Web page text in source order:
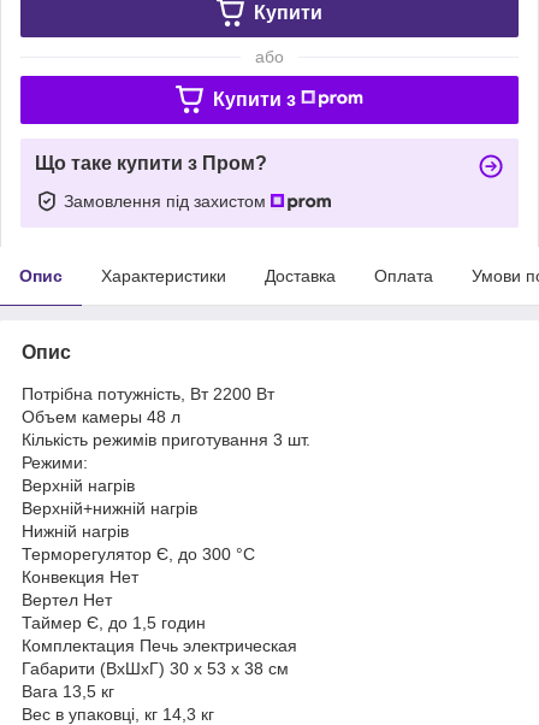
Купити
або
Купити з
Що таке купити з Пром?
Замовлення під захистом
Опис Характеристики Доставка Оплата Умови
Опис
Потрібна потужність, Вт 2200 Вт
Объем камеры 48 л
Кількість режимів приготування 3 шт.
Режими:
Верхній нагрів
Верхній+нижній нагрів
Нижній нагрів
Терморегулятор Є, до 300 °С
Конвекция Нет
Вертел Нет
Таймер Є, до 1,5 годин
Комплектация Печь электрическая
Габарити (ВхШхГ) 30 х 53 х 38 см
Вага 13,5 кг
Вес в упаковці, кг 14,3 кг